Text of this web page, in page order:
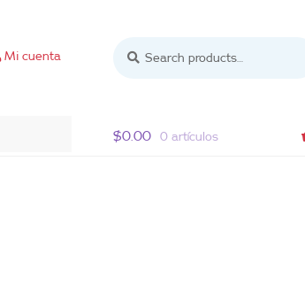
Mi cuenta
for:
$0.00 0 artículos